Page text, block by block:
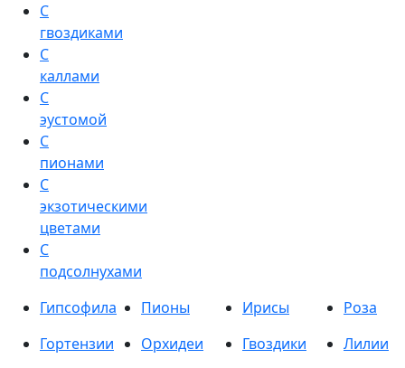
С
гвоздиками
С
каллами
С
эустомой
С
пионами
С
экзотическими
цветами
С
подсолнухами
Гипсофила
Пионы Ирисы
Роза
Гортензии
Орхидеи Гвоздики
Лилии